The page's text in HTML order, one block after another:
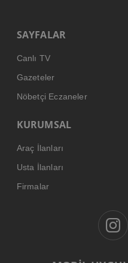
SAYFALAR
Canlı TV
Gazeteler
Nöbetçi Eczaneler
KURUMSAL
Araç İlanları
Usta İlanları
Firmalar